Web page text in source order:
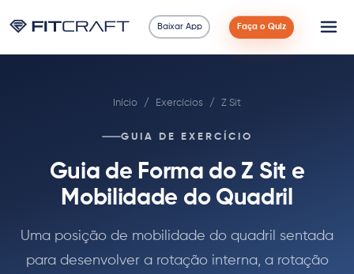
Baixar App Faça o Quiz
Exercícios
Início / Exercícios / Z Sit
GUIA DE EXERCÍCIO
Guia de Forma do Z Sit e
Mobilidade do Quadril
Uma posição de mobilidade do quadril sentada
para desenvolver a rotação interna, a rotação